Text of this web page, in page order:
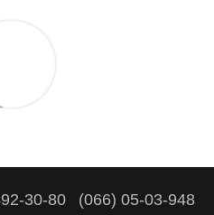
30-80 (066) 05-03-948